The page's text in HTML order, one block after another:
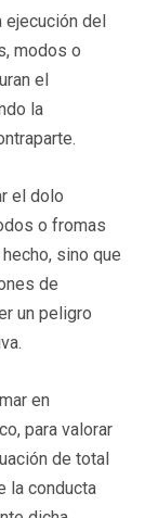
ejecución del
modos o
el
la
el dolo
o fromas
sino que
de
un peligro
en
para valorar
de total
la conducta